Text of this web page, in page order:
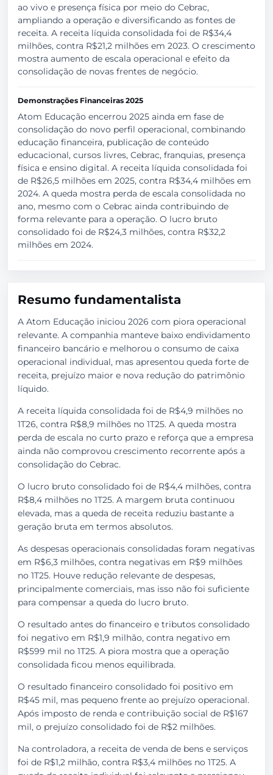
ao vivo e presença física por meio do Cebrac,
ampliando a operação e diversificando as fontes de
receita. A receita líquida consolidada foi de R$34,4
milhões, contra R$21,2 milhões em 2023. O crescimento
mostra aumento de escala operacional e efeito da
consolidação de novas frentes de negócio.
Demonstrações Financeiras 2025
Atom Educação encerrou 2025 ainda em fase de
consolidação do novo perfil operacional, combinando
educação financeira, publicação de conteúdo
educacional, cursos livres, Cebrac, franquias, presença
física e ensino digital. A receita líquida consolidada foi
de R$26,5 milhões em 2025, contra R$34,4 milhões em
2024. A queda mostra perda de escala consolidada no
ano, mesmo com o Cebrac ainda contribuindo de
forma relevante para a operação. O lucro bruto
consolidado foi de R$24,3 milhões, contra R$32,2
milhões em 2024.
Resumo fundamentalista
A Atom Educação iniciou 2026 com piora operacional
relevante. A companhia manteve baixo endividamento
financeiro bancário e melhorou o consumo de caixa
operacional individual, mas apresentou queda forte de
receita, prejuízo maior e nova redução do patrimônio
líquido.
A receita líquida consolidada foi de R$4,9 milhões no
1T26, contra R$8,9 milhões no 1T25. A queda mostra
perda de escala no curto prazo e reforça que a empresa
ainda não comprovou crescimento recorrente após a
consolidação do Cebrac.
O lucro bruto consolidado foi de R$4,4 milhões, contra
R$8,4 milhões no 1T25. A margem bruta continuou
elevada, mas a queda de receita reduziu bastante a
geração bruta em termos absolutos.
As despesas operacionais consolidadas foram negativas
em R$6,3 milhões, contra negativas em R$9 milhões
no 1T25. Houve redução relevante de despesas,
principalmente comerciais, mas isso não foi suficiente
para compensar a queda do lucro bruto.
O resultado antes do financeiro e tributos consolidado
foi negativo em R$1,9 milhão, contra negativo em
R$599 mil no 1T25. A piora mostra que a operação
consolidada ficou menos equilibrada.
O resultado financeiro consolidado foi positivo em
R$45 mil, mas pequeno frente ao prejuízo operacional.
Após imposto de renda e contribuição social de R$167
mil, o prejuízo consolidado foi de R$2 milhões.
Na controladora, a receita de venda de bens e serviços
foi de R$1,2 milhão, contra R$3,4 milhões no 1T25. A